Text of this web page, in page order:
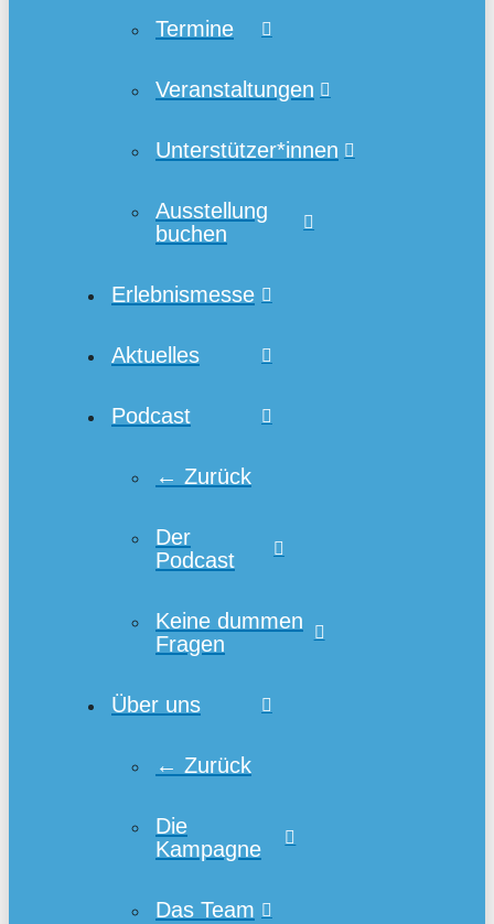
Termine
Veranstaltungen
Unterstützer*innen
Ausstellung
buchen
Erlebnismesse
Aktuelles
Podcast
← Zurück
Der
Podcast
Keine dummen
Fragen
Über uns
← Zurück
Die
Kampagne
Das Team